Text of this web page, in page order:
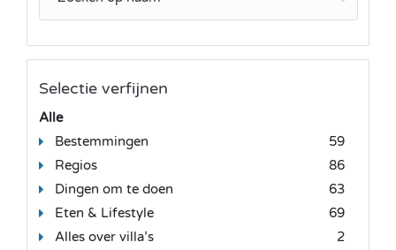
Selectie verfijnen
Alle
Bestemmingen
59
Regios
86
Dingen om te doen
63
Eten & Lifestyle
69
Alles over villa’s
2